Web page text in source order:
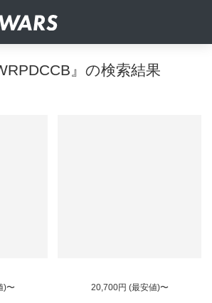
』の検索結果
)〜 20,700円 (最安値)〜